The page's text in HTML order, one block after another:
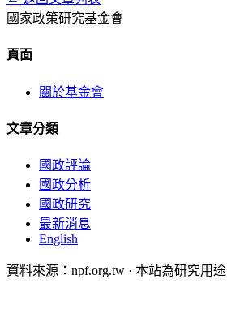
國家政策研究基金會
頁面
關於基金會
文章分類
國政評論
國政分析
國政研究
最新消息
English
資料來源：npf.org.tw · 本站為研究用途